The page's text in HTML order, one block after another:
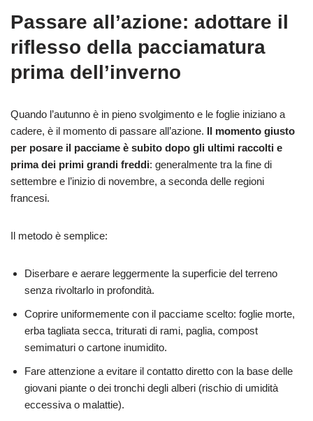
Passare all’azione: adottare il
riflesso della pacciamatura
prima dell’inverno
Quando l’autunno è in pieno svolgimento e le foglie iniziano a
cadere, è il momento di passare all’azione. Il momento giusto
per posare il pacciame è subito dopo gli ultimi raccolti e
prima dei primi grandi freddi: generalmente tra la fine di
settembre e l’inizio di novembre, a seconda delle regioni
francesi.
Il metodo è semplice:
Diserbare e aerare leggermente la superficie del terreno
senza rivoltarlo in profondità.
Coprire uniformemente con il pacciame scelto: foglie morte,
erba tagliata secca, triturati di rami, paglia, compost
semimaturi o cartone inumidito.
Fare attenzione a evitare il contatto diretto con la base delle
giovani piante o dei tronchi degli alberi (rischio di umidità
eccessiva o malattie).